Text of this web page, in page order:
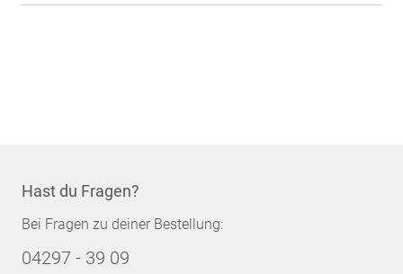
Hast du Fragen?
Bei Fragen zu deiner Bestellung:
04297 - 39 09